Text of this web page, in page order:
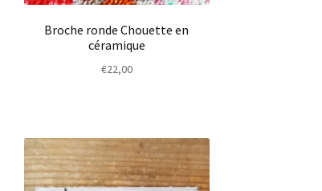
Broche ronde Chouette en
céramique
€22,00